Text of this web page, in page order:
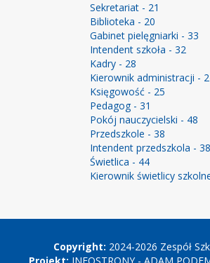
Sekretariat - 21
Biblioteka - 20
Gabinet pielęgniarki - 33
Intendent szkoła - 32
Kadry - 28
Kierownik administracji -
Księgowość - 25
Pedagog - 31
Pokój nauczycielski - 48
Przedszkole - 38
Intendent przedszkola -
Świetlica - 44
Kierownik świetlicy
Copyright: 2024-2026 Zespół